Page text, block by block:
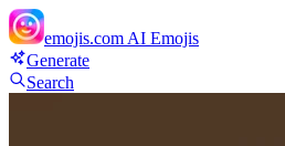
emojis.com AI Emojis
Generate
Search